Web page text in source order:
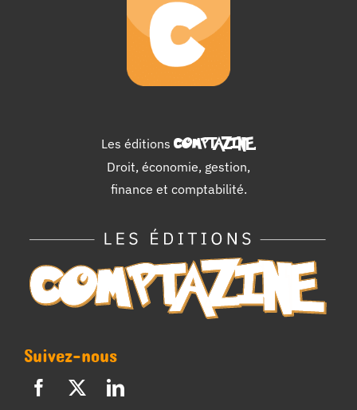
Les éditions COMPTAZINE.
Droit, économie, gestion,
finance et comptabilité.
Suivez-nous